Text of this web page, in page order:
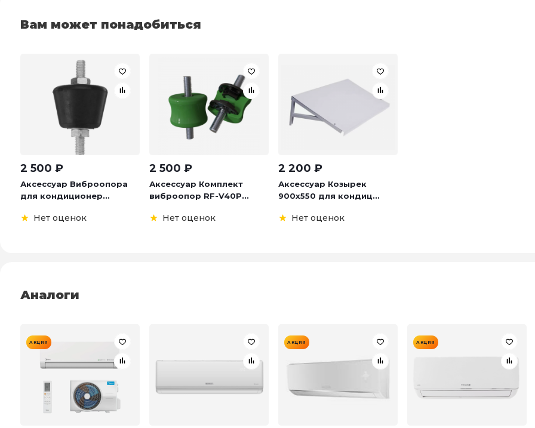
Вам может понадобиться
2 500 ₽
Аксессуар Виброопора
для кондиционер...
Нет оценок
2 500 ₽
Аксессуар Комплект
виброопор RF-V40P...
Нет оценок
2 200 ₽
Аксессуар Козырек
900х550 для кондиц...
Нет оценок
Аналоги
АКЦИЯ АКЦИЯ АКЦИЯ